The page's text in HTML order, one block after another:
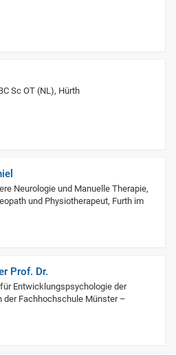
Sc OT (NL), Hürth
Neurologie und Manuelle Therapie,
und Physiotherapeut, Furth im
Prof. Dr.
Entwicklungspsychologie der
der Fachhochschule Münster –